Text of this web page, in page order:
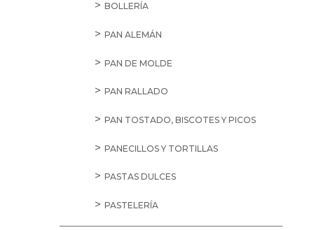
BOLLERÍA
PAN ALEMÁN
PAN DE MOLDE
PAN RALLADO
PAN TOSTADO, BISCOTES Y PICOS
PANECILLOS Y TORTILLAS
PASTAS DULCES
PASTELERÍA